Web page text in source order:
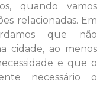
quando vamos
relacionadas. Em
que não
cidade, ao menos
e que o
necessário o